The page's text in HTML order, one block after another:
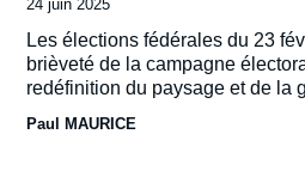
Date
de
publication
24 juin 2025
Accroche
Les élections fédérales du 23
brièveté de la campagne
redéfinition du paysage et de la
Paul MAURICE